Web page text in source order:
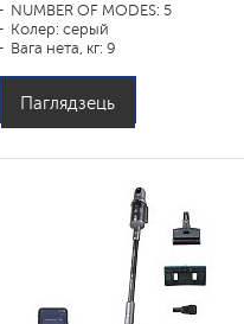
NUMBER OF MODES: 5
Колер: серый
Вага нета, кг: 9
Паглядзець